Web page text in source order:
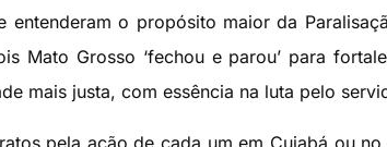
entenderam o propósito maior da
Mato Grosso ‘fechou e parou’ para
mais justa, com essência na luta pelo
pela ação de cada um em Cuiabá ou